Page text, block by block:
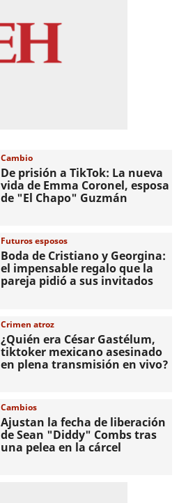
Cambio
De prisión a TikTok: La nueva
vida de Emma Coronel, esposa
de "El Chapo" Guzmán
Futuros esposos
Boda de Cristiano y Georgina:
el impensable regalo que la
pareja pidió a sus invitados
Crimen atroz
¿Quién era César Gastélum,
tiktoker mexicano asesinado
en plena transmisión en vivo?
Cambios
Ajustan la fecha de liberación
de Sean "Diddy" Combs tras
una pelea en la cárcel